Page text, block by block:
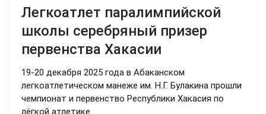
Легкоатлет паралимпийской
школы серебряный призер
первенства Хакасии
19-20 декабря 2025 года в Абаканском
легкоатлетическом манеже им. Н.Г. Булакина прошли
чемпионат и первенство Республики Хакасия по
лёгкой атлетике